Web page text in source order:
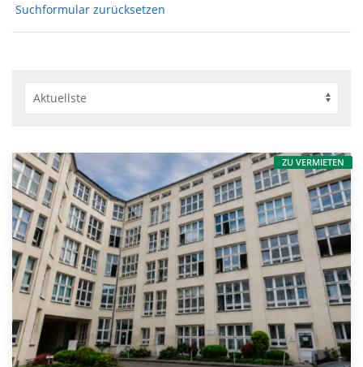
Suchformular zurücksetzen
ZU VERMIETEN